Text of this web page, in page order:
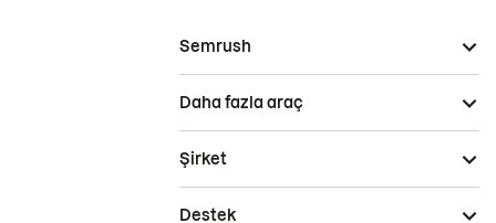
Semrush
Daha fazla araç
Şirket
Destek